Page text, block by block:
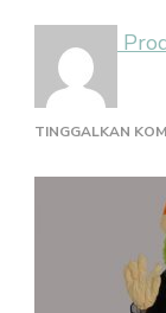
TINGGALKAN